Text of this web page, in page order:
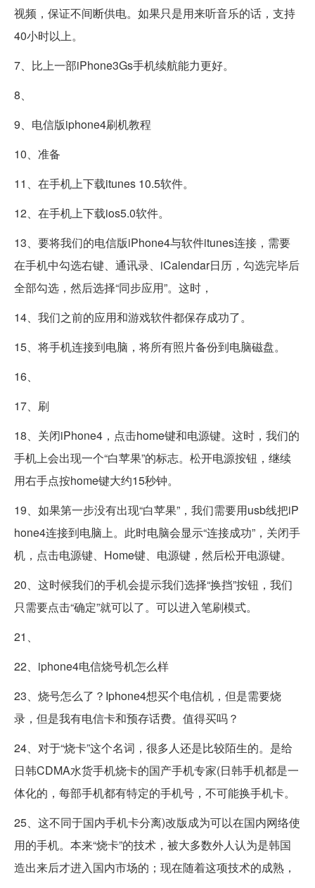
视频，保证不间断供电。如果只是用来听音乐的话，支持
40小时以上。
7、比上一部iPhone3Gs手机续航能力更好。
8、
9、电信版iphone4刷机教程
10、准备
11、在手机上下载itunes 10.5软件。
12、在手机上下载ios5.0软件。
13、要将我们的电信版iPhone4与软件itunes连接，需要
在手机中勾选右键、通讯录、iCalendar日历，勾选完毕后
全部勾选，然后选择“同步应用”。这时，
14、我们之前的应用和游戏软件都保存成功了。
15、将手机连接到电脑，将所有照片备份到电脑磁盘。
16、
17、刷
18、关闭iPhone4，点击home键和电源键。这时，我们的
手机上会出现一个“白苹果”的标志。松开电源按钮，继续
用右手点按home键大约15秒钟。
19、如果第一步没有出现“白苹果”，我们需要用usb线把iP
hone4连接到电脑上。此时电脑会显示“连接成功”，关闭手
机，点击电源键、Home键、电源键，然后松开电源键。
20、这时候我们的手机会提示我们选择“换挡”按钮，我们
只需要点击“确定”就可以了。可以进入笔刷模式。
21、
22、iphone4电信烧号机怎么样
23、烧号怎么了？Iphone4想买个电信机，但是需要烧
录，但是我有电信卡和预存话费。值得买吗？
24、对于“烧卡”这个名词，很多人还是比较陌生的。是给
日韩CDMA水货手机烧卡的国产手机专家(日韩手机都是一
体化的，每部手机都有特定的手机号，不可能换手机卡。
25、这不同于国内手机卡分离)改版成为可以在国内网络使
用的手机。本来“烧卡”的技术，被大多数外人认为是韩国
造出来后才进入国内市场的；现在随着这项技术的成熟，